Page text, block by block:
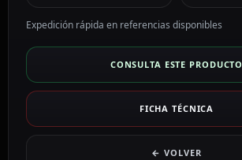
Expedición rápida en referencias disponibles
CONSULTA ESTE PRODUCTO
FICHA TÉCNICA
← VOLVER